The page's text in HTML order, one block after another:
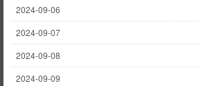
2024-09-06
2024-09-07
2024-09-08
2024-09-09